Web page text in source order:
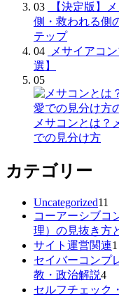
03
【決定版】
側・救われる側
テップ
04
メサイアコ
選】
05
メサコンとは？
での見分け方
カテゴリー
Uncategorized11
コーアーシブコ
理）の見抜き方
サイト運営関連1
セイバーコンプ
教・政治解説4
セルフチェック